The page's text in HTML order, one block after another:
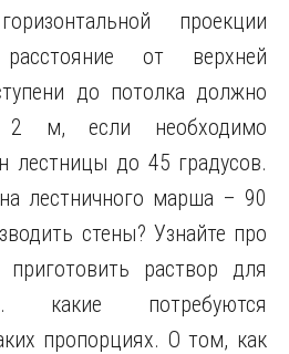
проекции
от верхней
до потолка должно
м, если необходимо
лестницы до 45 градусов.
лестничного марша – 90
стены? Узнайте про
раствор для
какие потребуются
пропорциях. О том, как